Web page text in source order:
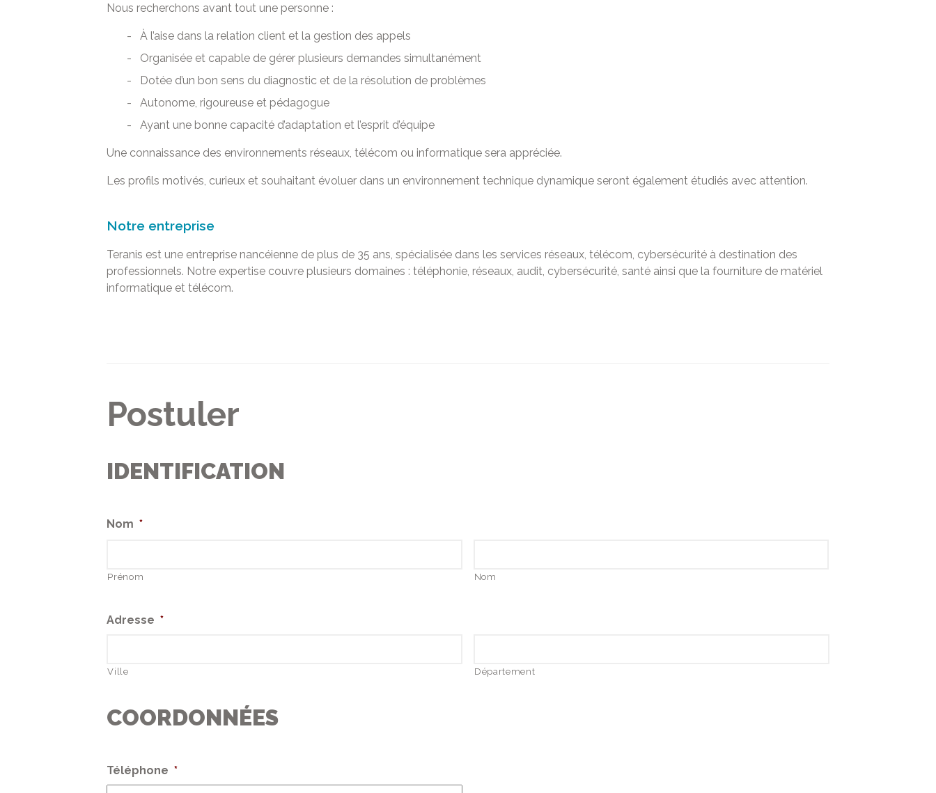
Nous recherchons avant tout une personne :
À l’aise dans la relation client et la gestion des appels
Organisée et capable de gérer plusieurs demandes simultanément
Dotée d’un bon sens du diagnostic et de la résolution de problèmes
Autonome, rigoureuse et pédagogue
Ayant une bonne capacité d’adaptation et l’esprit d’équipe
Une connaissance des environnements réseaux, télécom ou informatique sera appréciée.
Les profils motivés, curieux et souhaitant évoluer dans un environnement technique dynamique seront également étudiés avec attention.
Notre entreprise
Teranis est une entreprise nancéienne de plus de 35 ans, spécialisée dans les services réseaux, télécom, cybersécurité à destination des
professionnels. Notre expertise couvre plusieurs domaines : téléphonie, réseaux, audit, cybersécurité, santé ainsi que la fourniture de matériel
informatique et télécom.
Postuler
IDENTIFICATION
Nom *
Prénom Nom
Adresse *
Ville Département
COORDONNÉES
Téléphone *